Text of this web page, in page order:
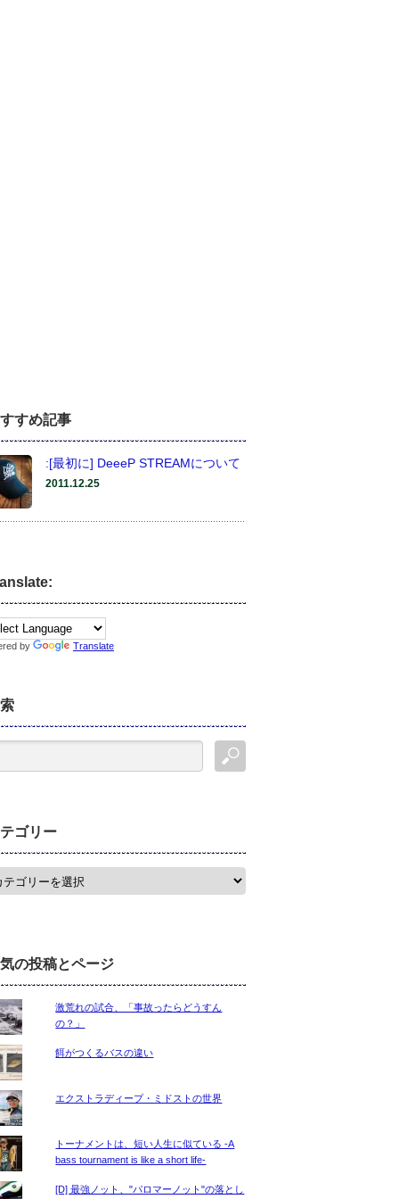
すめ記事
:[最初に] DeeeP STREAMについて
2011.12.25
by Translate
ゴリー
の投稿とページ
激荒れの試合、「事故ったらどうすん
の？」
餌がつくるバスの違い
エクストラディープ・ミドストの世界
トーナメントは、短い人生に似ている -A
bass tournament is like a short life-
[D] 最強ノット、"パロマーノット"の落とし